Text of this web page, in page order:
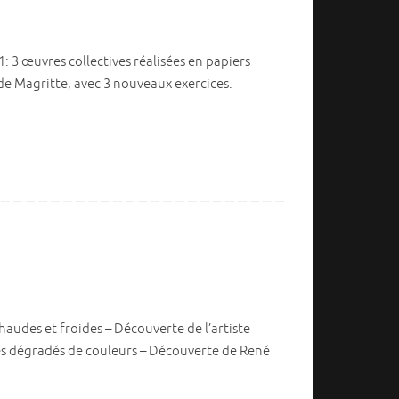
3 œuvres collectives réalisées en papiers
Magritte, avec 3 nouveaux exercices.
et froides – Découverte de l’artiste
dégradés de couleurs – Découverte de René